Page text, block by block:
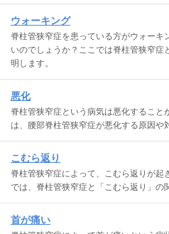
ウォーキング
脊柱管狭窄症を患っている方がウォーキ
いのでしょうか？ここでは脊柱管狭窄
明します。
悪化
脊柱管狭窄症という病気は悪化すること
は、腰部脊柱管狭窄症が悪化する原因や
こむら返り
脊柱管狭窄症によって、こむら返りが起
では、脊柱管狭窄症と「こむら返り」の
首が痛い